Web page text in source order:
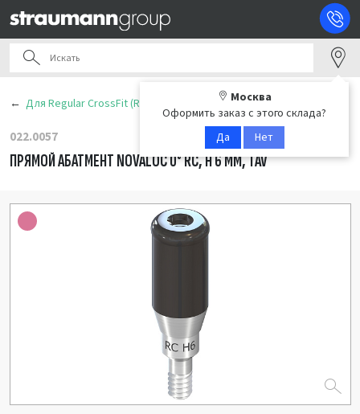
Москва
Оформить заказ с этого склада?
Да
Нет
Для Regular CrossFit (RC)
022.0057
ПРЯМОЙ АБАТМЕНТ NOVALOC 0° RC, H 6 ММ, TAV